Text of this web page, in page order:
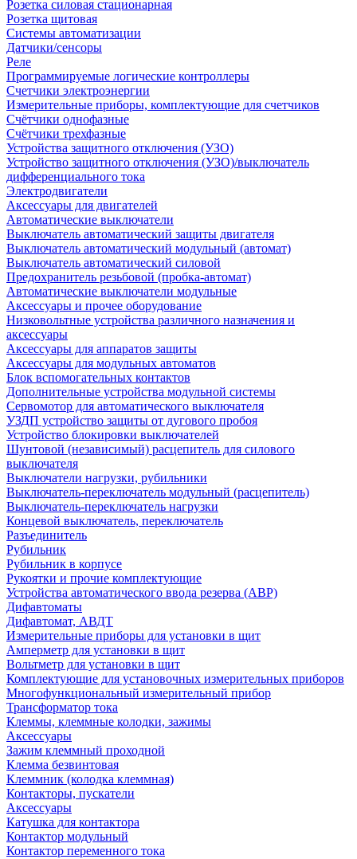
Розетка силовая стационарная
Розетка щитовая
Системы автоматизации
Датчики/сенсоры
Реле
Программируемые логические контроллеры
Счетчики электроэнергии
Измерительные приборы, комплектующие для счетчиков
Счётчики однофазные
Счётчики трехфазные
Устройства защитного отключения (УЗО)
Устройство защитного отключения (УЗО)/выключатель
дифференциального тока
Электродвигатели
Аксессуары для двигателей
Автоматические выключатели
Выключатель автоматический защиты двигателя
Выключатель автоматический модульный (автомат)
Выключатель автоматический силовой
Предохранитель резьбовой (пробка-автомат)
Автоматические выключатели модульные
Аксессуары и прочее оборудование
Низковольтные устройства различного назначения и
аксессуары
Аксессуары для аппаратов защиты
Аксессуары для модульных автоматов
Блок вспомогательных контактов
Дополнительные устройства модульной системы
Сервомотор для автоматического выключателя
УЗДП устройство защиты от дугового пробоя
Устройство блокировки выключателей
Шунтовой (независимый) расцепитель для силового
выключателя
Выключатели нагрузки, рубильники
Выключатель-переключатель модульный (расцепитель)
Выключатель-переключатель нагрузки
Концевой выключатель, переключатель
Разъединитель
Рубильник
Рубильник в корпусе
Рукоятки и прочие комплектующие
Устройства автоматического ввода резерва (АВР)
Дифавтоматы
Дифавтомат, АВДТ
Измерительные приборы для установки в щит
Амперметр для установки в щит
Вольтметр для установки в щит
Комплектующие для установочных измерительных приборов
Многофункциональный измерительный прибор
Трансформатор тока
Клеммы, клеммные колодки, зажимы
Аксессуары
Зажим клеммный проходной
Клемма безвинтовая
Клеммник (колодка клеммная)
Контакторы, пускатели
Аксессуары
Катушка для контактора
Контактор модульный
Контактор переменного тока